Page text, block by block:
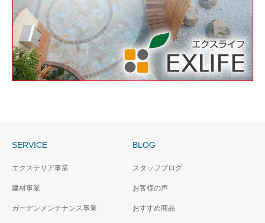
SERVICE
エクステリア事業
建材事業
ガーデンメンテナンス事業
BLOG
スタッフブログ
お客様の声
おすすめ商品